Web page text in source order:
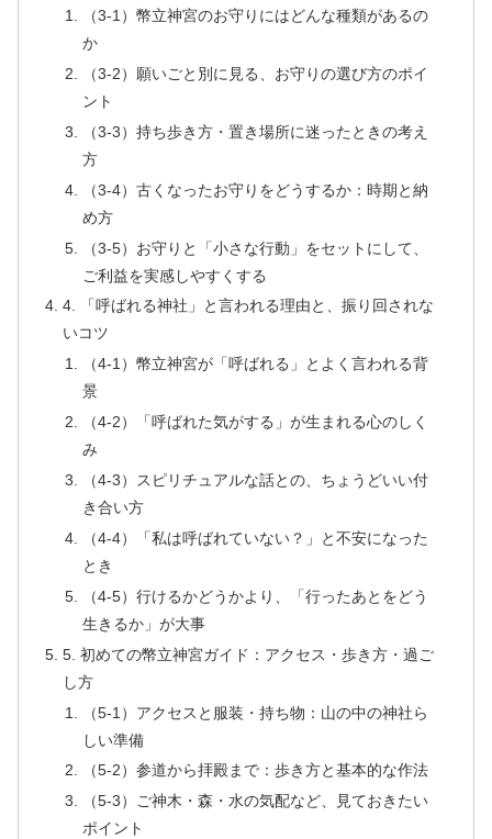
（3-1）幣立神宮のお守りにはどんな種類があるの
か
（3-2）願いごと別に見る、お守りの選び方のポイ
ント
（3-3）持ち歩き方・置き場所に迷ったときの考え
方
（3-4）古くなったお守りをどうするか：時期と納
め方
（3-5）お守りと「小さな行動」をセットにして、
ご利益を実感しやすくする
4. 「呼ばれる神社」と言われる理由と、振り回されな
いコツ
（4-1）幣立神宮が「呼ばれる」とよく言われる背
景
（4-2）「呼ばれた気がする」が生まれる心のしく
み
（4-3）スピリチュアルな話との、ちょうどいい付
き合い方
（4-4）「私は呼ばれていない？」と不安になった
とき
（4-5）行けるかどうかより、「行ったあとをどう
生きるか」が大事
5. 初めての幣立神宮ガイド：アクセス・歩き方・過ご
し方
（5-1）アクセスと服装・持ち物：山の中の神社ら
しい準備
（5-2）参道から拝殿まで：歩き方と基本的な作法
（5-3）ご神木・森・水の気配など、見ておきたい
ポイント